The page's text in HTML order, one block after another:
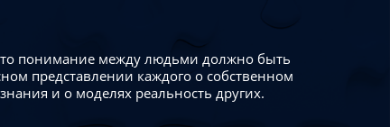
понимание между людьми должно быть
представлении каждого о собственном
и о моделях реальность других.